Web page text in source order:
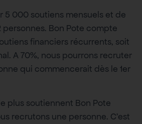
5 000 soutiens mensuels et de
personnes. Bon Pote compte
financiers récurrents, soit
A 70%, nous pourrons recruter
qui commencerait dès le 1er
plus soutiennent Bon Pote
recrutons une personne. C’est